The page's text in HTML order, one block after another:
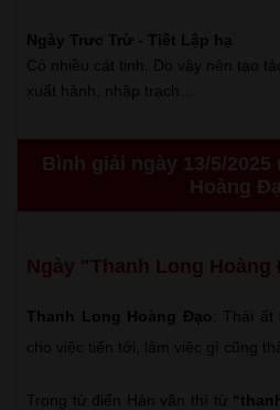
Ngày Trưc Trừ - Tiết Lập hạ
Có nhiều cát tinh. Do vậy nên tạo
xuất hành, nhập trạch…
Bình giải ngày 13/5/
Hoàng
Ngày "Thanh Long
Thanh Long Hoàng Đạo : Thái
cho việc tiến tới, làm việc gì cũng
Trong từ điển Hán văn thì từ